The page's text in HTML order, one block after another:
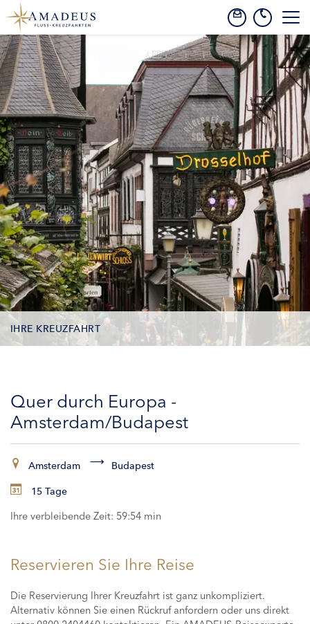
IHRE KREUZFAHRT
KABINEN
Quer durch Europa -
Amsterdam/Budapest
Amsterdam Budapest
15 Tage
Ihre verbleibende Zeit: 59:54 min
Reservieren Sie Ihre Reise
Die Reservierung Ihrer Kreuzfahrt ist ganz unkompliziert.
Alternativ können Sie einen Rückruf anfordern oder uns direkt